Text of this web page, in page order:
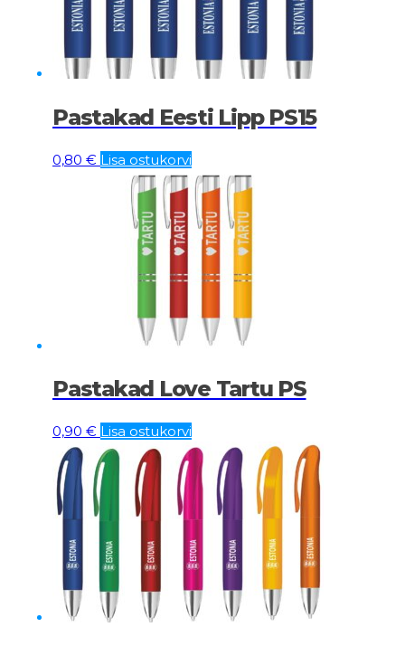
Pastakad Eesti Lipp PS15
0,80 € Lisa ostukorvi
Pastakad Love Tartu PS
0,90 € Lisa ostukorvi